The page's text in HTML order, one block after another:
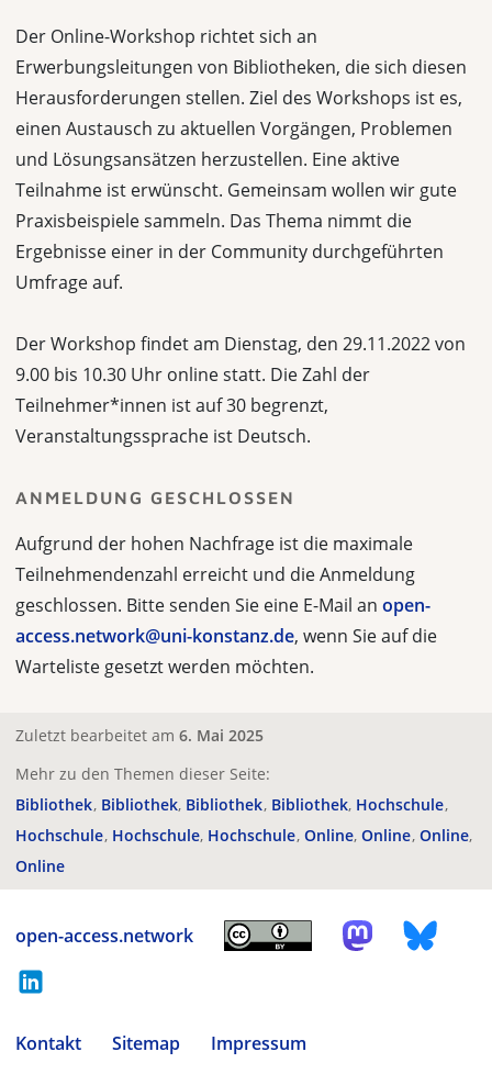
Der Online-Workshop richtet sich an
Erwerbungsleitungen von Bibliotheken, die sich diesen
Herausforderungen stellen. Ziel des Workshops ist es,
einen Austausch zu aktuellen Vorgängen, Problemen
und Lösungsansätzen herzustellen. Eine aktive
Teilnahme ist erwünscht. Gemeinsam wollen wir gute
Praxisbeispiele sammeln. Das Thema nimmt die
Ergebnisse einer in der Community durchgeführten
Umfrage auf.
Der Workshop findet am Dienstag, den 29.11.2022 von
9.00 bis 10.30 Uhr online statt. Die Zahl der
Teilnehmer*innen ist auf 30 begrenzt,
Veranstaltungssprache ist Deutsch.
ANMELDUNG GESCHLOSSEN
Aufgrund der hohen Nachfrage ist die maximale
Teilnehmendenzahl erreicht und die Anmeldung
geschlossen. Bitte senden Sie eine E-Mail an open-
access.network@uni-konstanz.de, wenn Sie auf die
Warteliste gesetzt werden möchten.
Zuletzt bearbeitet am 6. Mai 2025
Mehr zu den Themen dieser Seite:
Bibliothek Bibliothek Bibliothek Bibliothek Hochschule
Hochschule Hochschule Hochschule Online Online Online
Online
open-access.network
Kontakt Sitemap
Impressum